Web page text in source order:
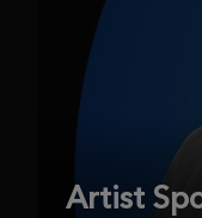
Artist